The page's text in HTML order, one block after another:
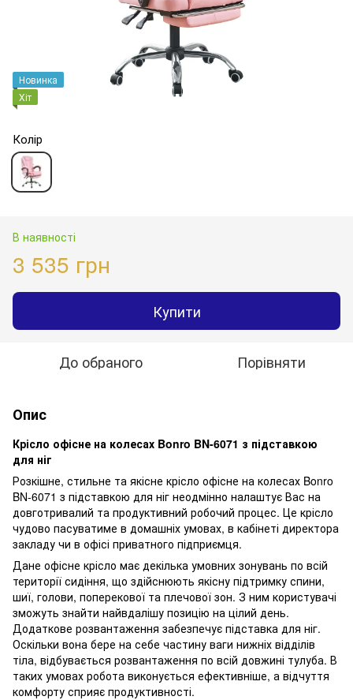
Новинка
Хіт
Колір
В наявності
3 535 грн
Купити
До обраного Порівняти
Опис
Крісло офісне на колесах Bonro BN-6071 з підставкою
для ніг
Розкішне, стильне та якісне крісло офісне на колесах Bonro
BN-6071 з підставкою для ніг неодмінно налаштує Вас на
довготривалий та продуктивний робочий процес. Це крісло
чудово пасуватиме в домашніх умовах, в кабінеті директора
закладу чи в офісі приватного підприємця.
Дане офісне крісло має декілька умовних зонувань по всій
території сидіння, що здійснюють якісну підтримку спини,
шиї, голови, поперекової та плечової зон. З ним користувачі
зможуть знайти найвдалішу позицію на цілий день.
Додаткове розвантаження забезпечує підставка для ніг.
Оскільки вона бере на себе частину ваги нижніх відділів
тіла, відбувається розвантаження по всій довжині тулуба. В
таких умовах робота виконується ефективніше, а відчуття
комфорту сприяє продуктивності.